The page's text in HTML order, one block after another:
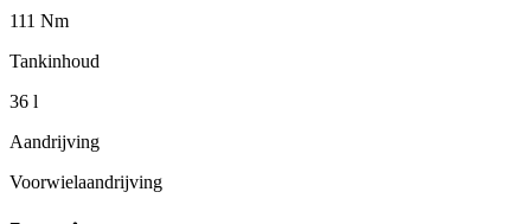
111 Nm
Tankinhoud
36 l
Aandrijving
Voorwielaandrijving